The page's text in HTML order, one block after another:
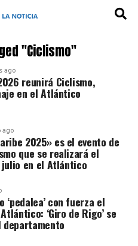
"Ciclismo"
ago
reunirá Ciclismo,
en el Atlántico
ago
2025» es el evento de
que se realizará el
julio en el Atlántico
‘pedalea’ con fuerza el
‘Giro de Rigo’ se